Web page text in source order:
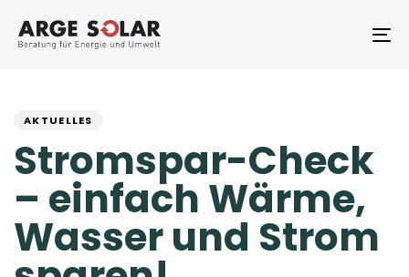
links
primary
content
AKTUELLES
Stromspar-Check
– einfach Wärme,
Wasser und Strom